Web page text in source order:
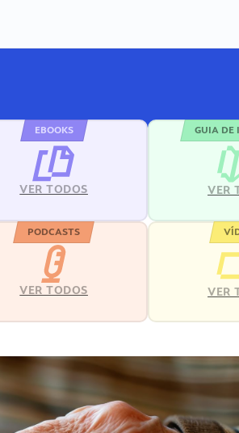
EBOOKS
VER TODOS
GUIA DE
VER
PODCASTS
VER TODOS VER